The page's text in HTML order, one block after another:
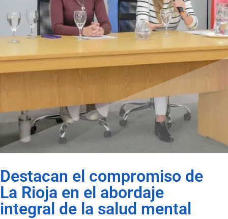
Destacan el compromiso de
La Rioja en el abordaje
integral de la salud mental